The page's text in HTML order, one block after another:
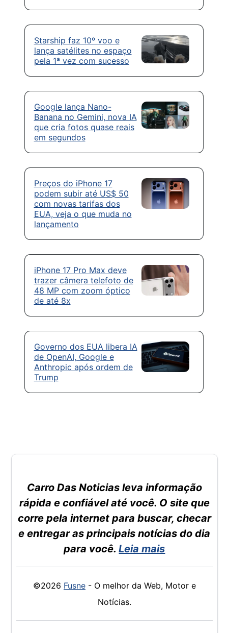
Starship faz 10º voo e
lança satélites no espaço
pela 1ª vez com sucesso
Google lança Nano-
Banana no Gemini, nova IA
que cria fotos quase reais
em segundos
Preços do iPhone 17
podem subir até US$ 50
com novas tarifas dos
EUA, veja o que muda no
lançamento
iPhone 17 Pro Max deve
trazer câmera telefoto de
48 MP com zoom óptico
de até 8x
Governo dos EUA libera IA
de OpenAI, Google e
Anthropic após ordem de
Trump
Carro Das Noticias leva informação
rápida e confiável até você. O site que
corre pela internet para buscar, checar
e entregar as principais notícias do dia
para você.Leia mais
©2026 Fusne- O melhor da Web, Motor e
Notícias.